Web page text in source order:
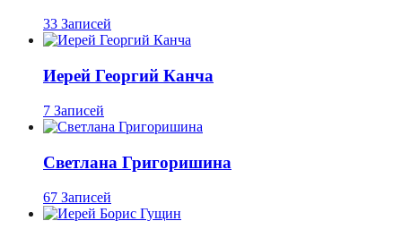
33 Записей
Иерей Георгий Канча
7 Записей
Светлана Григоришина
67 Записей